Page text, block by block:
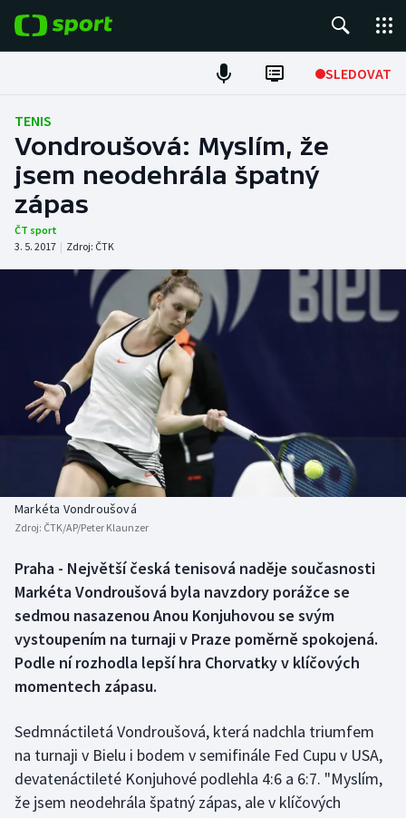
SLEDOVAT
Fotbal
Hokej
Tenis
Atletika
Cyklistika
DALŠÍ SPORTY
Americký fotbal
Baseball a softbal
Basketbal
Biatlon
Box
Curling
Dostihy
Florbal
Futsal
Golf
NEPŘEHLÉDNĚTE
Soutěže
Historické návraty
Aplikace ČT sport
TENIS
Vondroušová: Myslím, že
jsem neodehrála špatný
zápas
ČT sport
3. 5. 2017 | Zdroj: ČTK
Markéta Vondroušová
Zdroj: ČTK/AP/Peter Klaunzer
Praha - Největší česká tenisová naděje současnosti
Markéta Vondroušová byla navzdory porážce se
sedmou nasazenou Anou Konjuhovou se svým
vystoupením na turnaji v Praze poměrně spokojená.
Podle ní rozhodla lepší hra Chorvatky v klíčových
momentech zápasu.
Sedmnáctiletá Vondroušová, která nadchla triumfem
na turnaji v Bielu i bodem v semifinále Fed Cupu v USA,
devatenáctileté Konjuhové podlehla 4:6 a 6:7. "Myslím,
že jsem neodehrála špatný zápas, ale v klíčových